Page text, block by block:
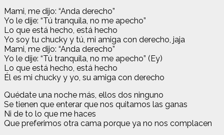
Mami, me dijo: “Anda derecho”
Yo le dije: “Tú tranquila, no me apecho”
Lo que está hecho, está hecho
Yo soy tu chucky y tú, mi amiga con derecho, jaja
Mami, me dijo: “Anda derecho”
Yo le dije: “Tú tranquila, no me apecho” (Ey)
Lo que está hecho, está hecho
Él es mi chucky y yo, su amiga con derecho
Quédate una noche más, ellos dos ninguno
Se tienen que enterar que nos quitamos las ganas
Ni de to lo que me haces
Que preferimos otra cama porque ya no nos complacen